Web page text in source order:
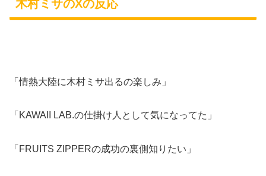
木村ミサのXの反応
「情熱大陸に木村ミサ出るの楽しみ」
「KAWAII LAB.の仕掛け人として気になってた」
「FRUITS ZIPPERの成功の裏側知りたい」